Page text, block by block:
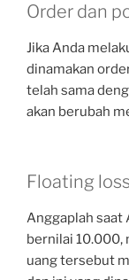
Order dan
Jika Anda
dinamakan
telah sama
akan berubah
Floating
Anggaplah saat
bernilai 10.000,
uang tersebut